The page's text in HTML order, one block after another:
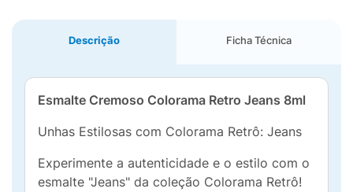
Descrição Ficha Técnica
Esmalte Cremoso Colorama Retro Jeans 8ml
Unhas Estilosas com Colorama Retrô: Jeans
Experimente a autenticidade e o estilo com o
esmalte "Jeans" da coleção Colorama Retrô!